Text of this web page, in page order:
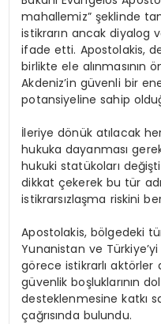
mahallemiz” şeklinde
istikrarın ancak diyalog
ifade etti. Apostolakis,
birlikte ele alınmasının
Akdeniz’in güvenli bir
potansiyeline sahip
İleriye dönük atılacak
hukuka dayanması
hukuki statükoları
dikkat çekerek bu tür
istikrarsızlaşma riskini
Apostolakis, bölgedeki
Yunanistan ve
görece istikrarlı aktörler
güvenlik boşluklarının
desteklenmesine katkı
çağrısında bulundu.